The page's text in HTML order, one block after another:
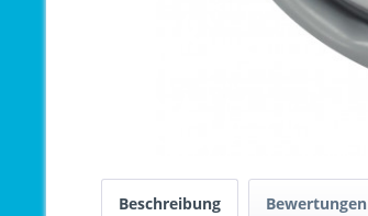
Beschreibung Bewertungen